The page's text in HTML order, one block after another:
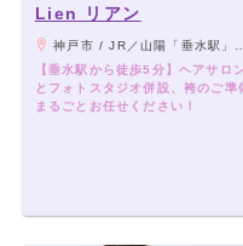
Lien リアン
神戸市 / JR／山陽「垂水駅」から徒歩5分
【垂水駅から徒歩5分】ヘアサロ
とフォトスタジオ併設、袴のご準
まるごとお任せください！